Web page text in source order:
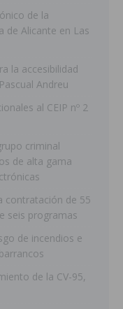
de la
de Alicante en Las
la accesibilidad
Andreu
al CEIP nº 2
criminal
de alta gama
contratación de 55
seis programas
de incendios e
de la CV-95,